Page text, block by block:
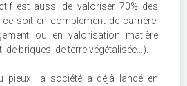
est aussi de valoriser 70% des
soit en comblement de carrière,
ou en valorisation matière
briques, de terre végétalisée…).
pieux, la société a déjà lancé en